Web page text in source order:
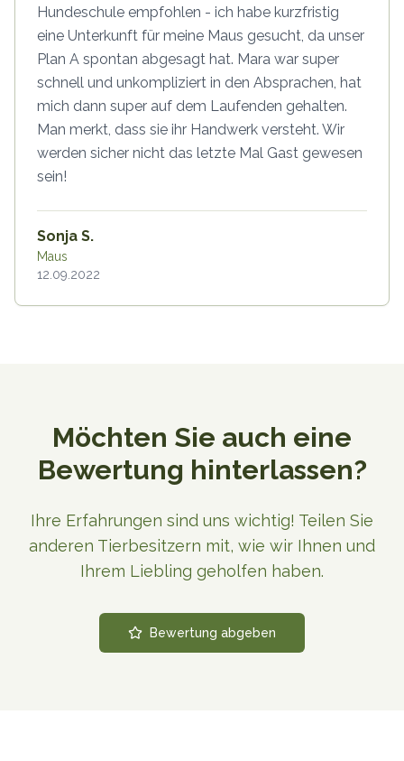
Hundeschule empfohlen - ich habe kurzfristig
eine Unterkunft für meine Maus gesucht, da unser
Plan A spontan abgesagt hat. Mara war super
schnell und unkompliziert in den Absprachen, hat
mich dann super auf dem Laufenden gehalten.
Man merkt, dass sie ihr Handwerk versteht. Wir
werden sicher nicht das letzte Mal Gast gewesen
sein!
Sonja S.
Maus
12.09.2022
Möchten Sie auch eine
Bewertung hinterlassen?
Ihre Erfahrungen sind uns wichtig! Teilen Sie
anderen Tierbesitzern mit, wie wir Ihnen und
Ihrem Liebling geholfen haben.
Bewertung abgeben